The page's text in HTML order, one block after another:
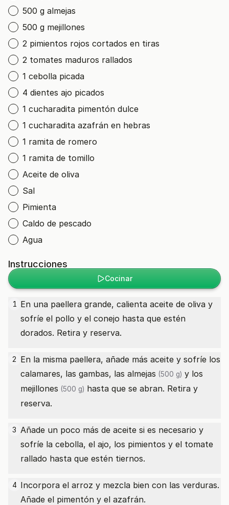
500 g almejas
500 g mejillones
2 pimientos rojos cortados en tiras
2 tomates maduros rallados
1 cebolla picada
4 dientes ajo picados
1 cucharadita pimentón dulce
1 cucharadita azafrán en hebras
1 ramita de romero
1 ramita de tomillo
Aceite de oliva
Sal
Pimienta
Caldo de pescado
Agua
Instrucciones
Cocinar
1 En una paellera grande, calienta aceite de oliva y
sofríe el pollo y el conejo hasta que estén
dorados. Retira y reserva.
2 En la misma paellera, añade más aceite y sofríe los
calamares, las gambas, las almejas (500 g) y los
mejillones (500 g) hasta que se abran. Retira y
reserva.
3 Añade un poco más de aceite si es necesario y
sofríe la cebolla, el ajo, los pimientos y el tomate
rallado hasta que estén tiernos.
4 Incorpora el arroz y mezcla bien con las verduras.
Añade el pimentón y el azafrán.